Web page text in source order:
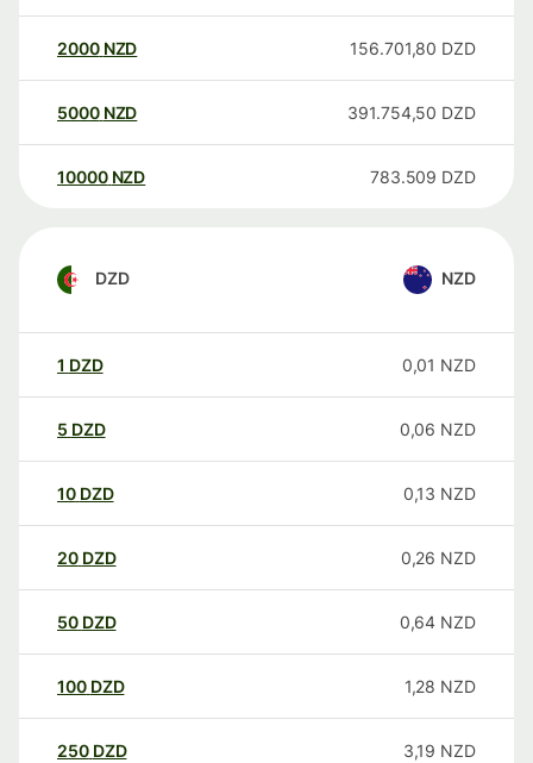
2000 NZD 156.701,80 DZD
5000 NZD 391.754,50 DZD
10000 NZD 783.509 DZD
DZD NZD
1 DZD 0,01 NZD
5 DZD 0,06 NZD
10 DZD 0,13 NZD
20 DZD 0,26 NZD
50 DZD 0,64 NZD
100 DZD 1,28 NZD
250 DZD 3,19 NZD